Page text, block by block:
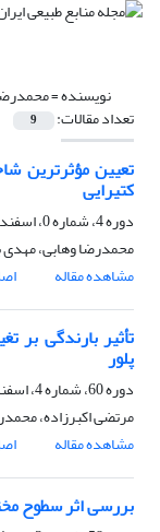
نویسنده =
تعداد مقالات: 9
تعیین مؤثرترین
کتیرایی
دوره 4، شماره 0، اسفند 1387
محمدرضا وهابی،
مشاهده مقاله
تأثیر بارندگی بر
پلور
دوره 60، شماره 4، اسفند 1387
مرتضی اکبرزاده،
مشاهده مقاله
بررسی اثر سطوح